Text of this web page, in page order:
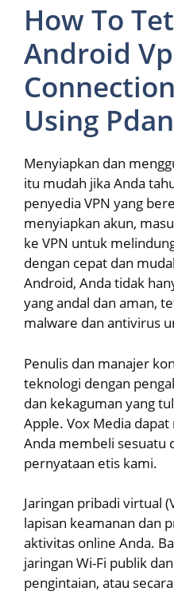
How To
Android
Using
Menyiapkan dan
itu mudah jika Anda
penyedia VPN yang
menyiapkan akun,
ke VPN untuk
dengan cepat dan
Android, Anda tidak
yang andal dan aman,
malware dan antivirus
Penulis dan manajer
teknologi dengan
dan kekaguman yang
Apple. Vox Media
Anda membeli sesuatu
pernyataan etis kami.
Jaringan pribadi virtual
lapisan keamanan dan
aktivitas online Anda.
jaringan Wi-Fi publik
pengintaian, atau